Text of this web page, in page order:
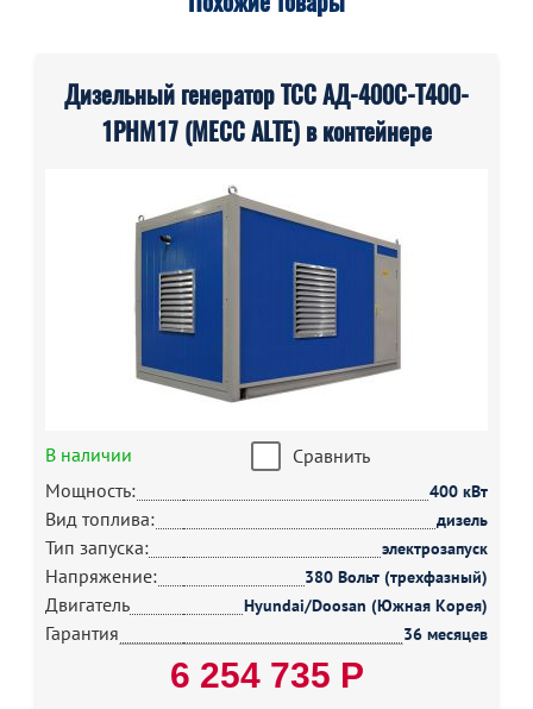
Дизельный генератор ТСС АД-400С-Т400-
1РНМ17 (MECC ALTE) в контейнере
В наличии
Сравнить
Мощность:
400 кВт
Вид топлива: дизель
Тип запуска: электрозапуск
Напряжение: 380 Вольт (трехфазный)
Двигатель Hyundai/Doosan (Южная Корея)
Гарантия 36 месяцев
6 254 735 Р